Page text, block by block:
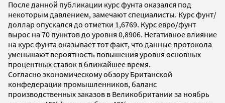
После данной публикации курс фунта оказался под
некоторым давлением, замечают специалисты. Курс фунт/
доллар опускался до отметки 1,6769. Курс евро/фунт
вырос на 70 пунктов до уровня 0,8906. Негативное влияние
на курс фунта оказывает тот факт, что данные протокола
уменьшают вероятность повышения уровня основных
процентных ставок в ближайшее время.
Согласно экономическому обзору Британской
конфедерации промышленников, баланс
производственных заказов в Великобритании за ноябрь